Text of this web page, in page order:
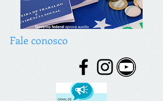
Fale conosco